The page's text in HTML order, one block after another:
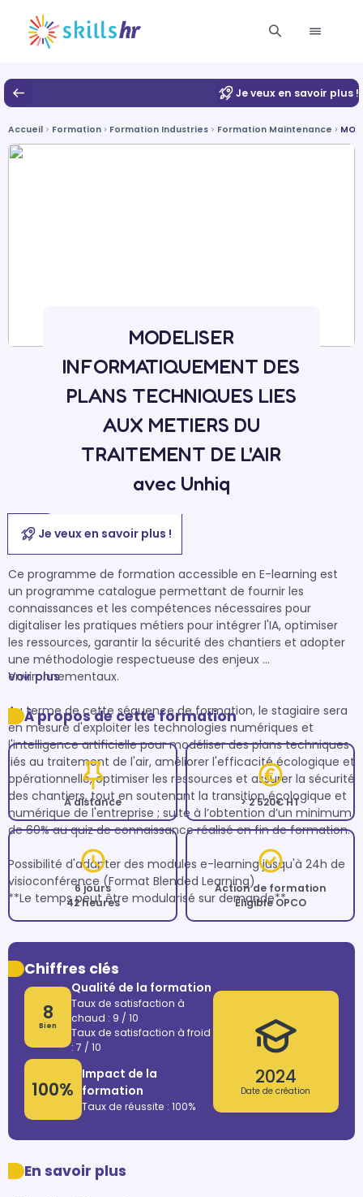
Je veux en savoir plus !
Accueil Formation Formation Industries Formation Maintenance
MODELISER
INFORMATIQUEMENT DES
PLANS TECHNIQUES LIES
AUX METIERS DU
TRAITEMENT DE L'AIR
avec Unhiq
Je veux en savoir plus !
Ce programme de formation accessible en E-learning est
un programme catalogue permettant de fournir les
connaissances et les compétences nécessaires pour
digitaliser les pratiques métiers pour intégrer l'IA, optimiser
les ressources, garantir la sécurité des chantiers et adopter
une méthodologie respectueuse des enjeux
environnementaux.
Au terme de cette séquence de formation, le stagiaire sera
en mesure d'exploiter les technologies numériques et
l'intelligence artificielle pour modéliser des plans techniques
liés au traitement de l'air, améliorer l'efficacité écologique et
opérationnelle, optimiser les ressources et assurer la sécurité
des chantiers, tout en soutenant la transition écologique et
numérique de l'entreprise ; suite à l’obtention d’un minimum
de 60% au quiz de connaissance réalisé en fin de formation.
Possibilité d'adapter des modules e-learning jusqu'à 24h de
visioconférence (Format Blended Learning)
**Le temps peut être modularisé sur demande**
Voir plus
À propos de cette formation
À distance > 2 520€ HT
6 jours
42 heures
Action de formation
Éligible OPCO
Chiffres clés
8
Bien
Qualité de la formation
Taux de satisfaction à
chaud : 9 / 10
Taux de satisfaction à froid
: 7 / 10
100%
Impact de la
formation
Taux de réussite : 100%
2024
Date de création
En savoir plus